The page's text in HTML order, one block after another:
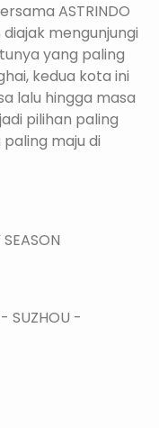
ASTRINDO
mengunjungi
yang paling
kedua kota ini
lalu hingga masa
pilihan paling
maju di
SUZHOU -